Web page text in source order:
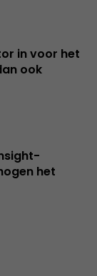
in voor het
ook
het